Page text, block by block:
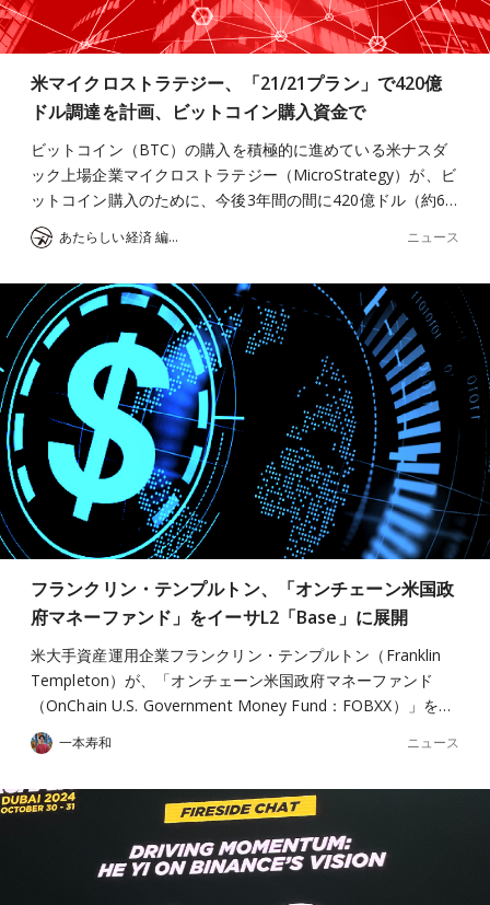
米マイクロストラテジー、「21/21プラン」で420億
ドル調達を計画、ビットコイン購入資金で
ビットコイン（BTC）の購入を積極的に進めている米ナスダ
ック上場企業マイクロストラテジー（MicroStrategy）が、ビ
ットコイン購入のために、今後3年間の間に420億ドル（約6…
あたらしい経済 編集部 ニュース
フランクリン・テンプルトン、「オンチェーン米国政
府マネーファンド」をイーサL2「Base」に展開
米大手資産運用企業フランクリン・テンプルトン（Franklin
Templeton）が、「オンチェーン米国政府マネーファンド
（OnChain U.S. Government Money Fund：FOBXX）」を…
一本寿和 ニュース